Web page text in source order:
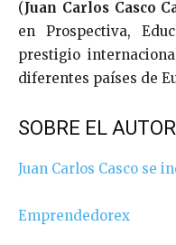
(Juan Carlos Casco
en Prospectiva,
prestigio
diferentes países de
SOBRE EL AUTOR
Juan Carlos Casco se
Emprendedorex